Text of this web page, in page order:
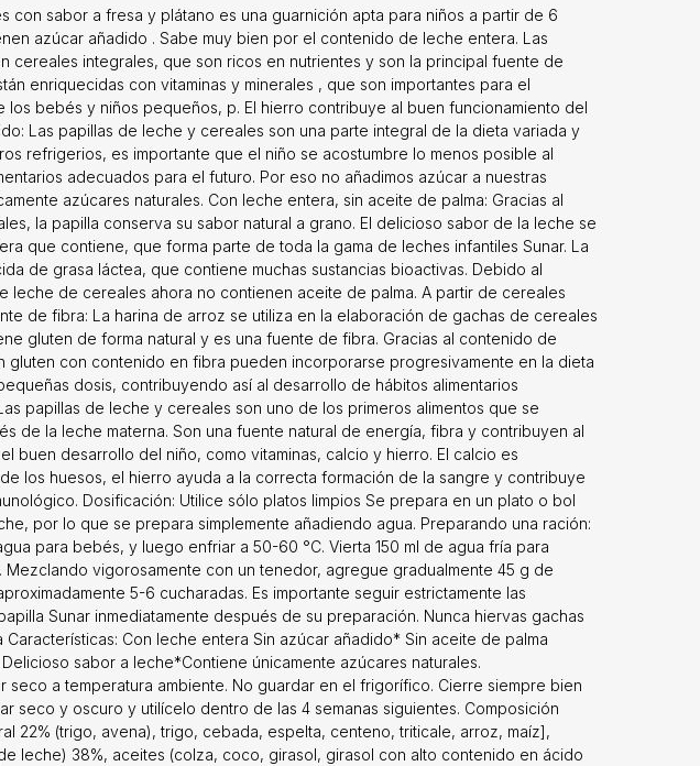
Sunar ya contiene leche, por lo que
una ración: Hervir agua potable,
60 °C. Vierta 150 ml de agua fría para
con un tenedor, agregue
es decir, aproximadamente 5-6
instrucciones de preparación. Sirva la
Nunca hiervas gachas Deja de
leche entera Sin azúcar añadido* Sin
Delicioso sabor a leche*Contiene
en un lugar seco a temperatura
bien el paquete abierto, guárdelo en
siguientes. Composición Harina de
cebada, espelta, centeno, triticale,
(de leche) 38%, aceites (colza, coco,
lecitina de soja), leche entera
férrico, gluconato de zinc, ácido
biotina, K, D, B12), sabor natural fresa,
marca Sunar, que podrás encontrar en
y bebidas para bebés. 218 clientes
comprar el producto ahora con un
de este producto, inspírate en la
leche.
con sabor a fresa y plátano es una guarnición apta para niños a partir de 6
azúcar añadido . Sabe muy bien por el contenido de leche entera. Las
cereales integrales, que son ricos en nutrientes y son la principal fuente de
enriquecidas con vitaminas y minerales , que son importantes para el
bebés y niños pequeños, p. El hierro contribuye al buen funcionamiento del
Las papillas de leche y cereales son una parte integral de la dieta variada y
refrigerios, es importante que el niño se acostumbre lo menos posible al
adecuados para el futuro. Por eso no añadimos azúcar a nuestras
azúcares naturales. Con leche entera, sin aceite de palma: Gracias al
la papilla conserva su sabor natural a grano. El delicioso sabor de la leche se
que contiene, que forma parte de toda la gama de leches infantiles Sunar. La
de grasa láctea, que contiene muchas sustancias bioactivas. Debido al
leche de cereales ahora no contienen aceite de palma. A partir de cereales
de fibra: La harina de arroz se utiliza en la elaboración de gachas de cereales
gluten de forma natural y es una fuente de fibra. Gracias al contenido de
gluten con contenido en fibra pueden incorporarse progresivamente en la dieta
dosis, contribuyendo así al desarrollo de hábitos alimentarios
papillas de leche y cereales son uno de los primeros alimentos que se
de la leche materna. Son una fuente natural de energía, fibra y contribuyen al
buen desarrollo del niño, como vitaminas, calcio y hierro. El calcio es
los huesos, el hierro ayuda a la correcta formación de la sangre y contribuye
Dosificación: Utilice sólo platos limpios Se prepara en un plato o bol
por lo que se prepara simplemente añadiendo agua. Preparando una ración:
para bebés, y luego enfriar a 50-60 °C. Vierta 150 ml de agua fría para
vigorosamente con un tenedor, agregue gradualmente 45 g de
5-6 cucharadas. Es importante seguir estrictamente las
Sunar inmediatamente después de su preparación. Nunca hiervas gachas
Con leche entera Sin azúcar añadido* Sin aceite de palma
sabor a leche*Contiene únicamente azúcares naturales.
seco a temperatura ambiente. No guardar en el frigorífico. Cierre siempre bien
seco y oscuro y utilícelo dentro de las 4 semanas siguientes. Composición
22% (trigo, avena), trigo, cebada, espelta, centeno, triticale, arroz, maíz],
leche) 38%, aceites (colza, coco, girasol, girasol con alto contenido en ácido